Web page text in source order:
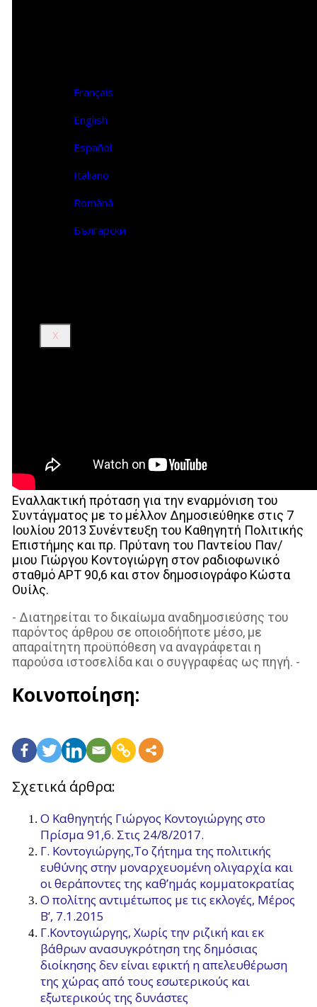
Français
English
Español
Italiano
Română
Български
X
Εναλλακτική πρόταση για την εναρμόνιση του
Συντάγματος με το μέλλον Δημοσιεύθηκε στις 7
Ιουλίου 2013 Συνέντευξη του Καθηγητή Πολιτικής
Επιστήμης και πρ. Πρύτανη του Παντείου Παν/
μιου Γιώργου Κοντογιώργη στον ραδιοφωνικό
σταθμό ΑΡΤ 90,6 και στον δημοσιογράφο Κώστα
Ουίλς.
- Διατηρείται το δικαίωμα αναδημοσιεύσης του
παρόντος άρθρου σε οποιοδήποτε μέσο, με
απαραίτητη προϋπόθεση να αναγράφεται η
παρούσα ιστοσελίδα και ο συγγραφέας ως πηγή. -
Κοινοποίηση:
Σχετικά άρθρα:
Ο Καθηγητής Γιώργος Κοντογιώργης στο
Πρίσμα 91,6. Στις 24/8/2017.
Γ. Κοντογιώργης,Το ζήτημα της πολιτικής
ευθύνης στην μοναρχευομένη ολιγαρχία και
οι θεράποντες της καθ’ημάς κομματοκρατίας
Ο πολίτης αντιμέτωπος με τις εκλογές, Μέρος
Β’, 7.1.2015
Γ.Κοντογιώργης, Χωρίς την ριζική και εκ
βάθρων ανασυγκρότηση της δημόσιας
διοίκησης δεν είναι εφικτή η απελευθέρωση
της χώρας από τους εσωτερικούς και
εξωτερικούς της δυνάστες